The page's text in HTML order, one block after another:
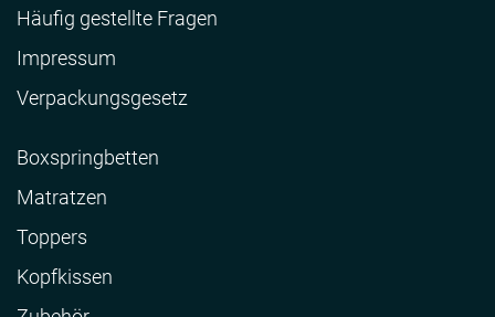
Häufig gestellte Fragen
Impressum
Verpackungsgesetz
Boxspringbetten
Matratzen
Toppers
Kopfkissen